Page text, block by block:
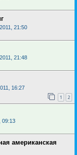
21:50
21:48
16:27
1 2
09:13
американская